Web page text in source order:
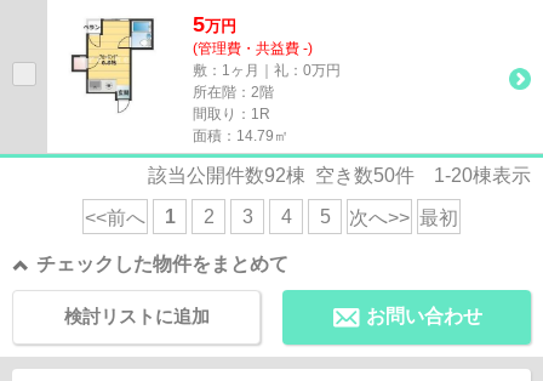
5万円
(管理費・共益費 -)
敷：1ヶ月｜礼：0万円
所在階：2階
間取り：1R
面積：14.79㎡
該当公開件数92棟 空き数50件 1-20棟表示
<<前へ 1 2 3 4 5 次へ>> 最初
チェックした物件をまとめて
お問い合わせ
検討リストに追加